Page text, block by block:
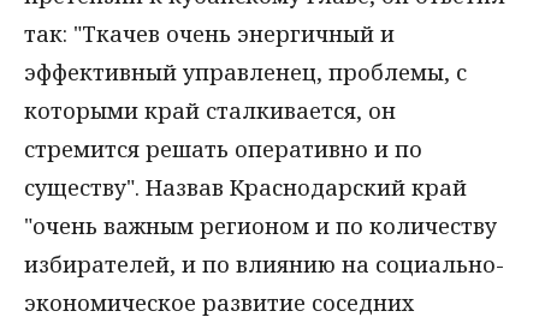
так: "Ткачев очень энергичный и
эффективный управленец, проблемы, с
которыми край сталкивается, он
стремится решать оперативно и по
существу". Назвав Краснодарский край
"очень важным регионом и по количеству
избирателей, и по влиянию на социально-
экономическое развитие соседних